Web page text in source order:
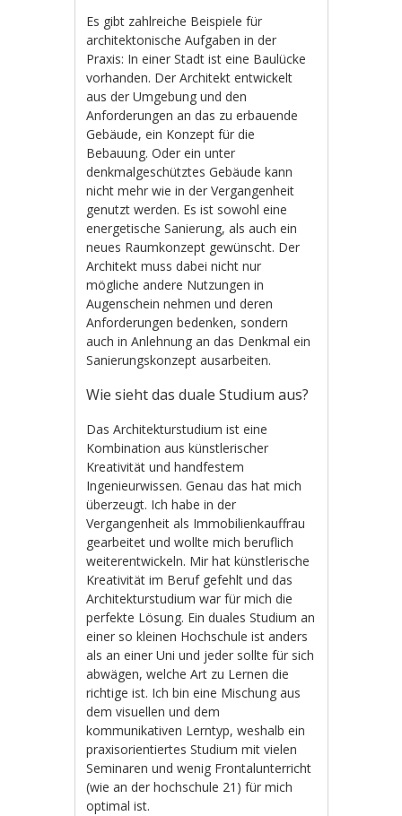
Es gibt zahlreiche Beispiele für
architektonische Aufgaben in der
Praxis: In einer Stadt ist eine Baulücke
vorhanden. Der Architekt entwickelt
aus der Umgebung und den
Anforderungen an das zu erbauende
Gebäude, ein Konzept für die
Bebauung. Oder ein unter
denkmalgeschütztes Gebäude kann
nicht mehr wie in der Vergangenheit
genutzt werden. Es ist sowohl eine
energetische Sanierung, als auch ein
neues Raumkonzept gewünscht. Der
Architekt muss dabei nicht nur
mögliche andere Nutzungen in
Augenschein nehmen und deren
Anforderungen bedenken, sondern
auch in Anlehnung an das Denkmal ein
Sanierungskonzept ausarbeiten.
Wie sieht das duale Studium aus?
Das Architekturstudium ist eine
Kombination aus künstlerischer
Kreativität und handfestem
Ingenieurwissen. Genau das hat mich
überzeugt. Ich habe in der
Vergangenheit als Immobilienkauffrau
gearbeitet und wollte mich beruflich
weiterentwickeln. Mir hat künstlerische
Kreativität im Beruf gefehlt und das
Architekturstudium war für mich die
perfekte Lösung. Ein duales Studium an
einer so kleinen Hochschule ist anders
als an einer Uni und jeder sollte für sich
abwägen, welche Art zu Lernen die
richtige ist. Ich bin eine Mischung aus
dem visuellen und dem
kommunikativen Lerntyp, weshalb ein
praxisorientiertes Studium mit vielen
Seminaren und wenig Frontalunterricht
(wie an der hochschule 21) für mich
optimal ist.